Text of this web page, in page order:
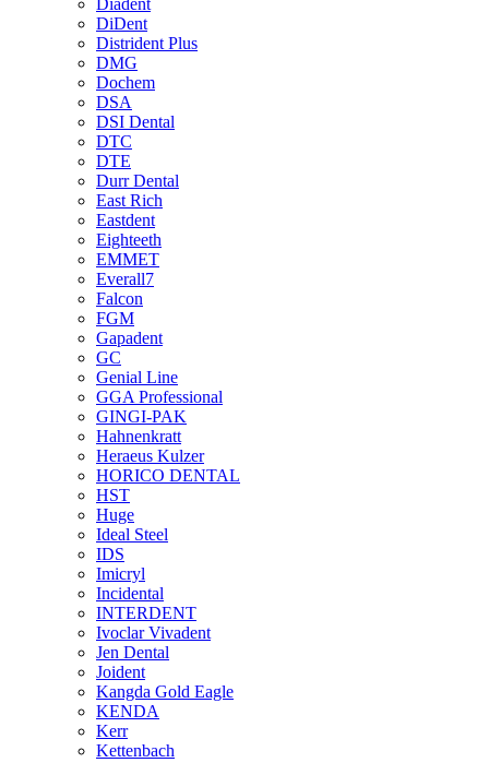
Diadent
DiDent
Distrident Plus
DMG
Dochem
DSA
DSI Dental
DTC
DTE
Durr Dental
East Rich
Eastdent
Eighteeth
EMMET
Everall7
Falcon
FGM
Gapadent
GC
Genial Line
GGA Professional
GINGI-PAK
Hahnenkratt
Heraeus Kulzer
HORICO DENTAL
HST
Huge
Ideal Steel
IDS
Imicryl
Incidental
INTERDENT
Ivoclar Vivadent
Jen Dental
Joident
Kangda Gold Eagle
KENDA
Kerr
Kettenbach